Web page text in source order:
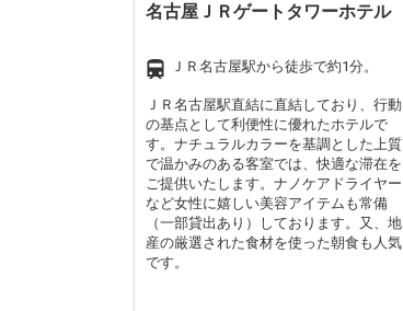
名古屋ＪＲゲートタワーホテル
ＪＲ名古屋駅から徒歩で約1分。
ＪＲ名古屋駅直結に直結しており、行動
の基点として利便性に優れたホテルで
す。ナチュラルカラーを基調とした上質
で温かみのある客室では、快適な滞在を
ご提供いたします。ナノケアドライヤー
など女性に嬉しい美容アイテムも常備
（一部貸出あり）しております。又、地
産の厳選された食材を使った朝食も人気
です。